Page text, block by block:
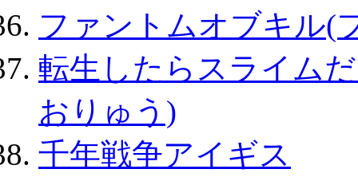
ファントムオブキル(
転生したらスライム
おりゅう)
千年戦争アイギス